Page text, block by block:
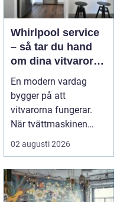
Whirlpool service
– så tar du hand
om dina vitvaror
på rätt sätt
En modern vardag
bygger på att
vitvarorna fungerar.
När tvättmaskinen
stannar, diskm...
02 augusti 2026